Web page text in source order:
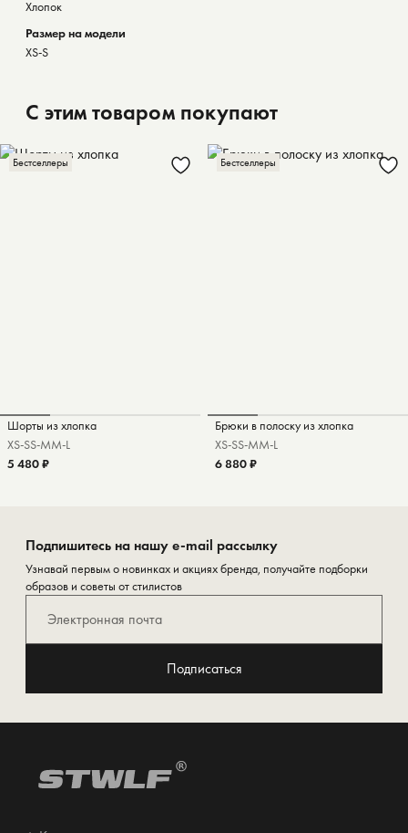
Хлопок
Размер на модели
XS-S
С этим товаром покупают
Бестселлеры
Шорты из хлопка
XS-SS-MM-L
5 480 ₽
Бестселлеры
Брюки в полоску из хлопка
XS-SS-MM-L
6 880 ₽
Подпишитесь на нашу e-mail рассылку
Узнавай первым о новинках и акциях бренда, получайте подборки
образов и советы от стилистов
Подписаться